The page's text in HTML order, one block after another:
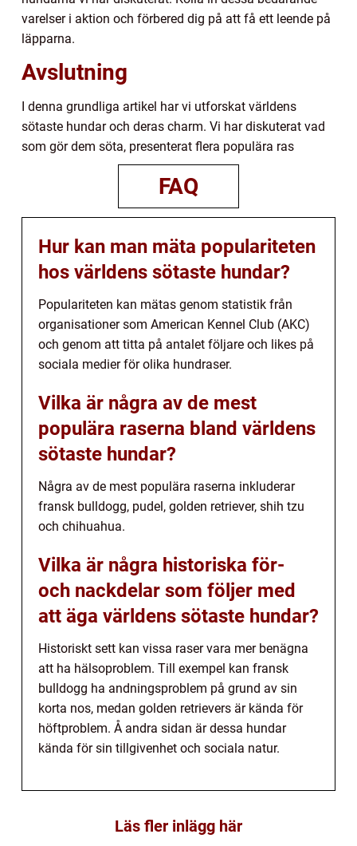
varelser i aktion och förbered dig på att få ett leende på
läpparna.
Avslutning
I denna grundliga artikel har vi utforskat världens
sötaste hundar och deras charm. Vi har diskuterat vad
som gör dem söta, presenterat flera populära ras
FAQ
Hur kan man mäta populariteten
hos världens sötaste hundar?
Populariteten kan mätas genom statistik från
organisationer som American Kennel Club (AKC)
och genom att titta på antalet följare och likes på
sociala medier för olika hundraser.
Vilka är några av de mest
populära raserna bland världens
sötaste hundar?
Några av de mest populära raserna inkluderar
fransk bulldogg, pudel, golden retriever, shih tzu
och chihuahua.
Vilka är några historiska för-
och nackdelar som följer med
att äga världens sötaste hundar?
Historiskt sett kan vissa raser vara mer benägna
att ha hälsoproblem. Till exempel kan fransk
bulldogg ha andningsproblem på grund av sin
korta nos, medan golden retrievers är kända för
höftproblem. Å andra sidan är dessa hundar
kända för sin tillgivenhet och sociala natur.
Läs fler inlägg här